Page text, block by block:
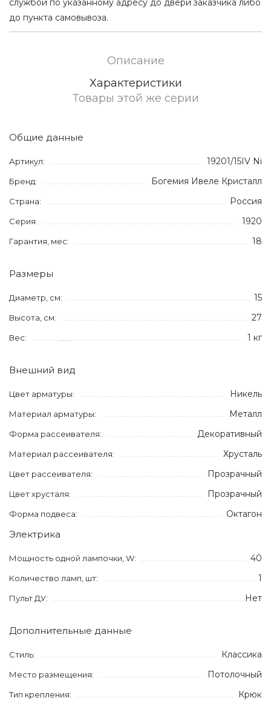
службой по указанному адресу до двери заказчика либо
до пункта самовывоза.
Описание
Характеристики
Товары этой же серии
Общие данные
Артикул: 19201/15IV Ni
Бренд: Богемия Ивеле Кристалл
Страна: Россия
Серия: 1920
Гарантия, мес: 18
Размеры
Диаметр, см: 15
Высота, см: 27
Вес: 1 кг
Внешний вид
Цвет арматуры: Никель
Материал арматуры: Металл
Форма рассеивателя: Декоративный
Материал рассеивателя: Хрусталь
Цвет рассеивателя: Прозрачный
Цвет хрусталя: Прозрачный
Форма подвеса: Октагон
Электрика
Мощность одной лампочки, W: 40
Количество ламп, шт: 1
Пульт ДУ: Нет
Дополнительные данные
Стиль: Классика
Место размещения: Потолочный
Тип крепления: Крюк